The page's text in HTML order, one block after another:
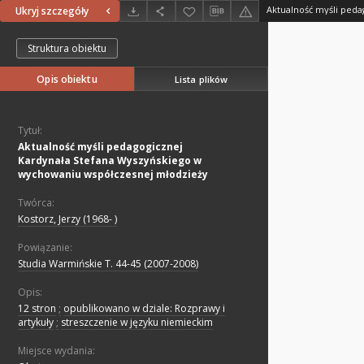
Ukryj szczegóły
Struktura obiektu
Opis obiektu Lista plików
Tytuł:
Aktualność myśli pedagogicznej
Kardynała Stefana Wyszyńskiego w
wychowaniu współczesnej młodzieży
Twórca:
Kostorz, Jerzy (1968- )
Powiązanie:
Studia Warmińskie T. 44-45 (2007-2008)
Opis:
12 stron ; opublikowano w dziale: Rozprawy i
artykuły ; streszczenie w języku niemieckim
Miejsce wydania: